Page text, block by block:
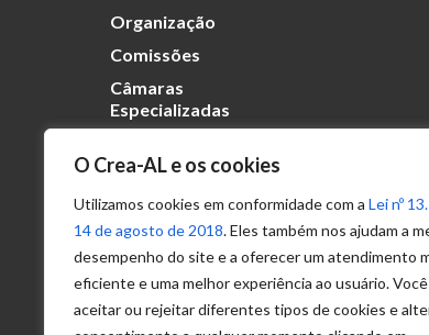
O Crea-AL e os cookies
Utilizamos cookies em conformidade com a Lei nº
14 de agosto de 2018. Eles também nos ajudam a
desempenho do site e a oferecer um atendimento
eficiente e uma melhor experiência ao usuário.
aceitar ou rejeitar diferentes tipos de cookies e
Organização
Comissões
Câmaras
Especializadas
Transparência
Portal
Acesso à
Informação
Política de
Privacidade de
Dados